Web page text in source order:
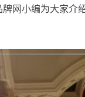
网小编为大家